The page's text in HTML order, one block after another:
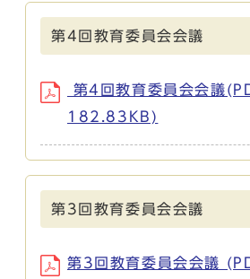
第4回教育委員会会議
第4回教育委員会会議
182.83KB)
第3回教育委員会会議
第3回教育委員会会議